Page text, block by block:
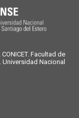
Facultad de
Universidad Nacional